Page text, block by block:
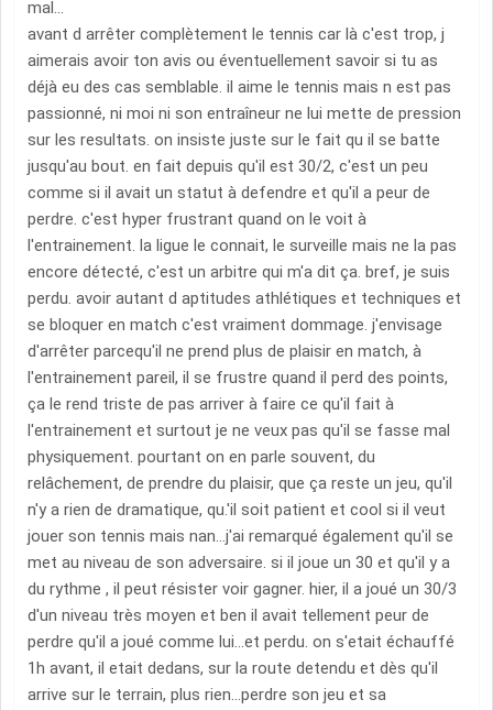
mal...
avant d arrêter complètement le tennis car là c'est trop, j
aimerais avoir ton avis ou éventuellement savoir si tu as
déjà eu des cas semblable. il aime le tennis mais n est pas
passionné, ni moi ni son entraîneur ne lui mette de pression
sur les resultats. on insiste juste sur le fait qu il se batte
jusqu'au bout. en fait depuis qu'il est 30/2, c'est un peu
comme si il avait un statut à defendre et qu'il a peur de
perdre. c'est hyper frustrant quand on le voit à
l'entrainement. la ligue le connait, le surveille mais ne la pas
encore détecté, c'est un arbitre qui m'a dit ça. bref, je suis
perdu. avoir autant d aptitudes athlétiques et techniques et
se bloquer en match c'est vraiment dommage. j'envisage
d'arrêter parcequ'il ne prend plus de plaisir en match, à
l'entrainement pareil, il se frustre quand il perd des points,
ça le rend triste de pas arriver à faire ce qu'il fait à
l'entrainement et surtout je ne veux pas qu'il se fasse mal
physiquement. pourtant on en parle souvent, du
relâchement, de prendre du plaisir, que ça reste un jeu, qu'il
n'y a rien de dramatique, qu.'il soit patient et cool si il veut
jouer son tennis mais nan...j'ai remarqué également qu'il se
met au niveau de son adversaire. si il joue un 30 et qu'il y a
du rythme , il peut résister voir gagner. hier, il a joué un 30/3
d'un niveau très moyen et ben il avait tellement peur de
perdre qu'il a joué comme lui...et perdu. on s'etait échauffé
1h avant, il etait dedans, sur la route detendu et dès qu'il
arrive sur le terrain, plus rien...perdre son jeu et sa